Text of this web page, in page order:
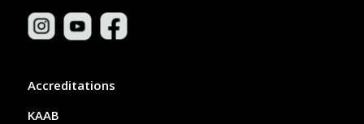
Accreditations
KAAB